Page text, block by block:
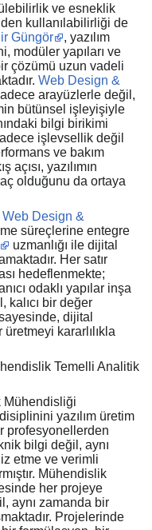
ve esneklik
kullanılabilirliği de
Güngör
, yazılım
modüler yapıları ve
çözümü uzun vadeli
Web Design &
arayüzlerle değil,
bütünsel işleyişiyle
bilgi birikimi
işlevsellik değil
ve bakım
açısı, yazılımın
olduğunu da ortaya
Web Design &
süreçlerine entegre
uzmanlığı ile dijital
Her satır
hedeflenmekte;
odaklı yapılar inşa
kalıcı bir değer
dijital
kararlılıkla
Temelli Analitik
Mühendisliği
yazılım üretim
profesyonellerden
bilgi değil, aynı
etme ve verimli
Mühendislik
her projeye
aynı zamanda bir
Projelerinde